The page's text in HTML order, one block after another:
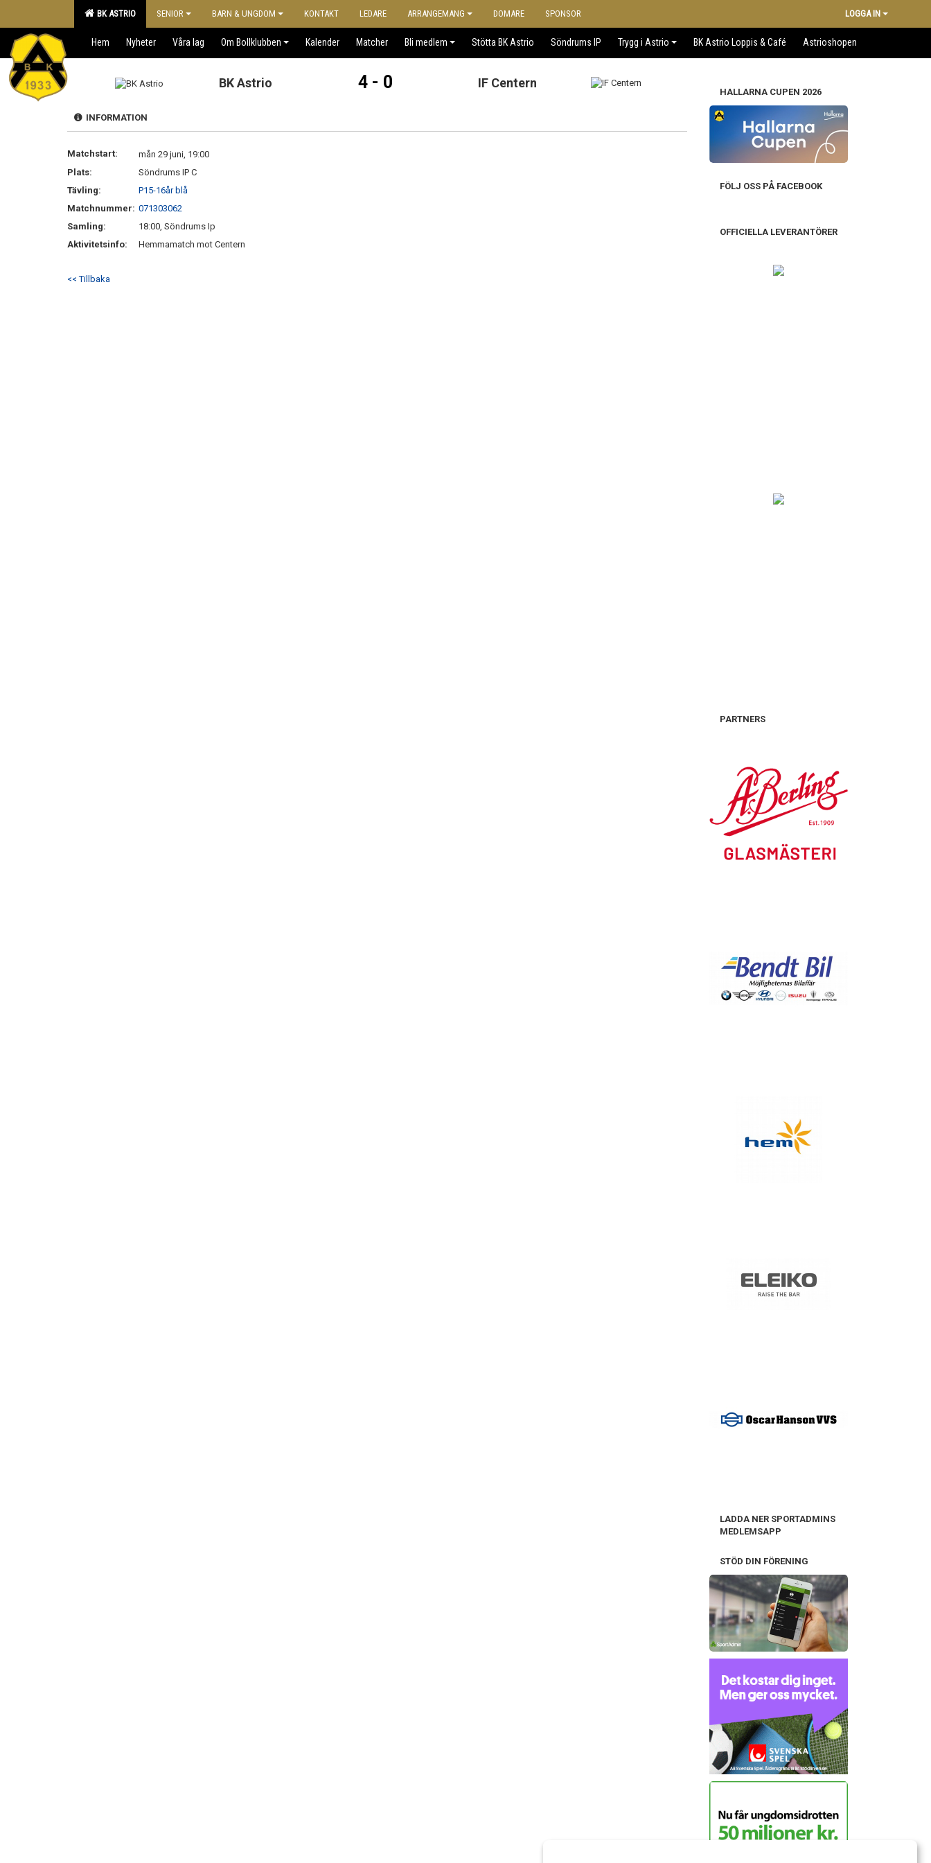
BK ASTRIO SENIOR BARN & UNGDOM KONTAKT LEDARE ARRANGEMANG DOMARE SPONSOR LOGGA IN
Hem Nyheter Våra lag Om Bollklubben Kalender Matcher Bli medlem Stötta BK Astrio Söndrums IP Trygg i Astrio BK Astrio Loppis & Café Astrioshopen
BK Astrio 4 - 0 IF Centern
INFORMATION
Matchstart:
mån 29 juni, 19:00
Plats:
Söndrums IP C
Tävling:
P15-16år blå
Matchnummer: 071303062
Samling:
18:00, Söndrums Ip
Aktivitetsinfo:
Hemmamatch mot Centern
<< Tillbaka
HALLARNA CUPEN 2026
FÖLJ OSS PÅ FACEBOOK
OFFICIELLA LEVERANTÖRER
PARTNERS
LADDA NER SPORTADMINS
MEDLEMSAPP
STÖD DIN FÖRENING